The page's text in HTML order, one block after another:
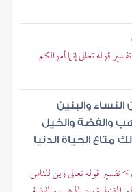
قوله تعالى إنما أموالكم
والبنين
والفضة والخيل
متاع الحياة الدنيا
تفسير قوله تعالى زين للناس